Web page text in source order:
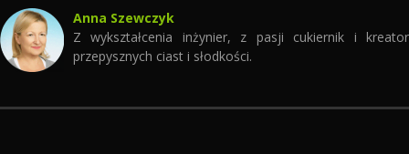
Anna Szewczyk
Z wykształcenia inżynier, z pasji cukiernik i kreator
przepysznych ciast i słodkości.